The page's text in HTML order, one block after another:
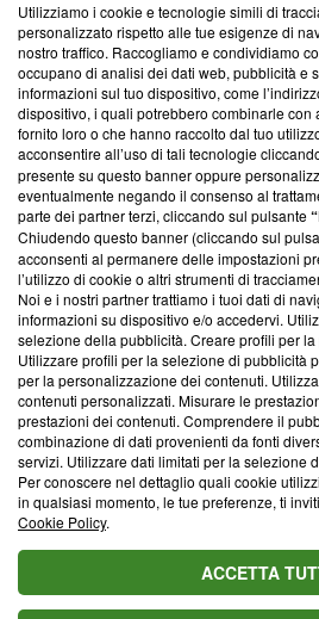
Questa sezione offre informazioni
News, sui nostri processi editoriali e
creare news di qualità. Inoltre,
‘Trust Project - News with Integrity’
ancora membro del programma, ma
parte; Trust Project non ha ancora
conformità agli standard.
Su di noi
Team editoriale
Corporate
Redazione
Informativa Privacy
Cookie Policy
Blasting SA, IDI CHE-247.845.224,
Lugano (Svizzera) Tel:+39
© 2026 Blasting News
Utilizziamo i cookie e tecnologie simili di
personalizzato rispetto alle tue esigenze di
nostro traffico. Raccogliamo e condividiamo
occupano di analisi dei dati web, pubblicità e
informazioni sul tuo dispositivo, come
dispositivo, i quali potrebbero combinarle con
fornito loro o che hanno raccolto dal tuo
acconsentire all’uso di tali tecnologie
presente su questo banner oppure
eventualmente negando il consenso al
parte dei partner terzi, cliccando sul pulsante
Chiudendo questo banner (cliccando sul
acconsenti al permanere delle impostazioni
l’utilizzo di cookie o altri strumenti di
Noi e i nostri partner trattiamo i tuoi dati di
informazioni su dispositivo e/o accedervi.
selezione della pubblicità. Creare profili per
Utilizzare profili per la selezione di pubblicità
per la personalizzazione dei contenuti.
contenuti personalizzati. Misurare le
prestazioni dei contenuti. Comprendere il
combinazione di dati provenienti da fonti
servizi. Utilizzare dati limitati per la selezione
Per conoscere nel dettaglio quali cookie
in qualsiasi momento, le tue preferenze, ti
Cookie Policy.
ACCETTA